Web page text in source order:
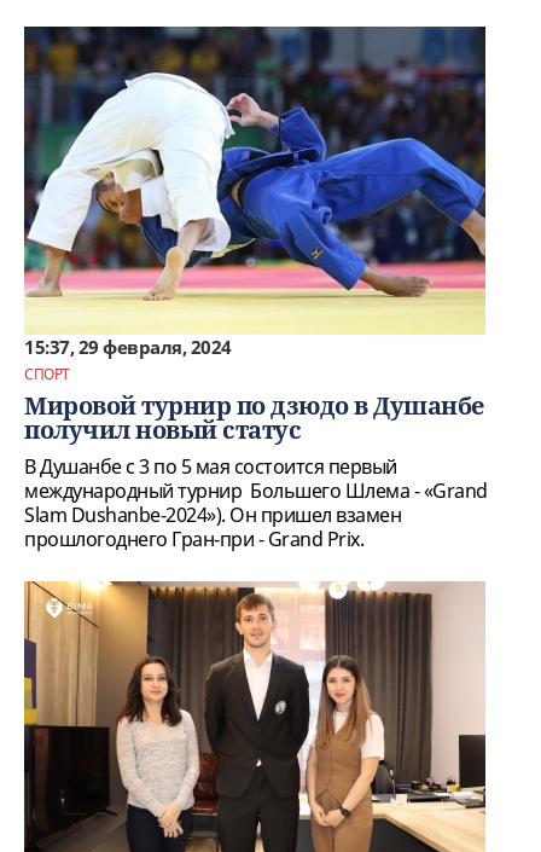
15:37, 29 февраля, 2024
СПОРТ
Мировой турнир по дзюдо в Душанбе
получил новый статус
В Душанбе с 3 по 5 мая состоится первый
международный турнир Большего Шлема - «Grand
Slam Dushanbe-2024»). Он пришел взамен
прошлогоднего Гран-при - Grand Prix.